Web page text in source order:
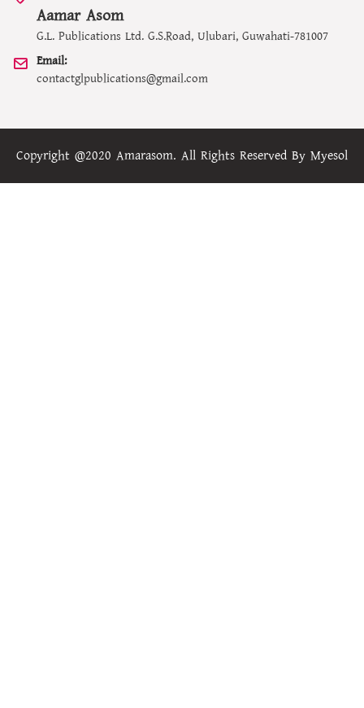
Aamar Asom
G.L. Publications Ltd. G.S.Road, Ulubari, Guwahati-781007
Email:
contactglpublications@gmail.com
Copyright @2020 Amarasom. All Rights Reserved By Myesol